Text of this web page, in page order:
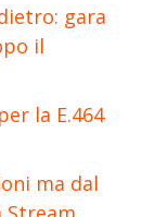
gara
il
la E.464
ma dal